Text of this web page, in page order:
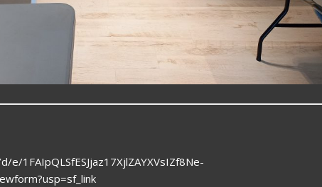
1FAIpQLSfESJjaz17XjlZAYXVsIZf8Ne-